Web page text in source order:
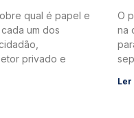
qual é papel e
um dos
privado e
O
na
Ler